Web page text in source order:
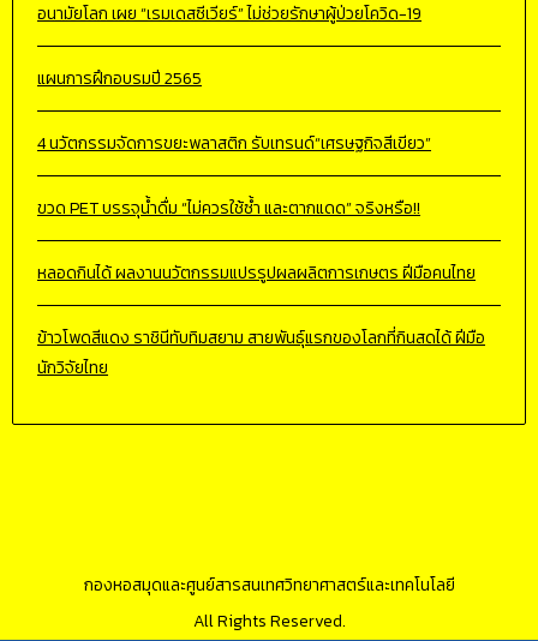
อนามัยโลก เผย “เรมเดสซีเวียร์” ไม่ช่วยรักษาผู้ป่วยโควิด-19
แผนการฝึกอบรมปี 2565
4 นวัตกรรมจัดการขยะพลาสติก รับเทรนด์“เศรษฐกิจสีเขียว”
ขวด PET บรรจุน้ำดื่ม “ไม่ควรใช้ซ้ำ และตากแดด” จริงหรือ!!
หลอดกินได้ ผลงานนวัตกรรมแปรรูปผลผลิตการเกษตร ฝีมือคนไทย
ข้าวโพดสีแดง ราชินีทับทิมสยาม สายพันธุ์แรกของโลกที่กินสดได้ ฝีมือ
นักวิจัยไทย
กองหอสมุดและศูนย์สารสนเทศวิทยาศาสตร์และเทคโนโลยี
All Rights Reserved.